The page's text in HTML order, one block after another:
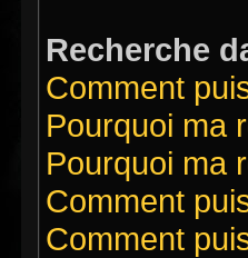
Recherche
Comment
Pourquoi ma
Pourquoi ma
Comment
Comment